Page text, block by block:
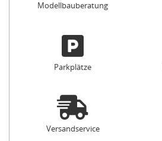
Modellbauberatung
Parkplätze
Versandservice